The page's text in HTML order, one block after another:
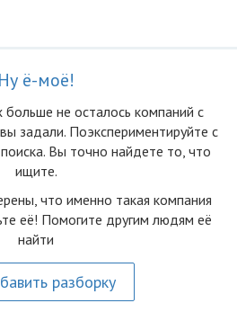
Ну ё-моё!
не осталоcь компаний с
задали. Поэкспериментируйте с
Вы точно найдете то, что
ищите.
что именно такая компания
её! Помогите другим людям её
найти
разборку